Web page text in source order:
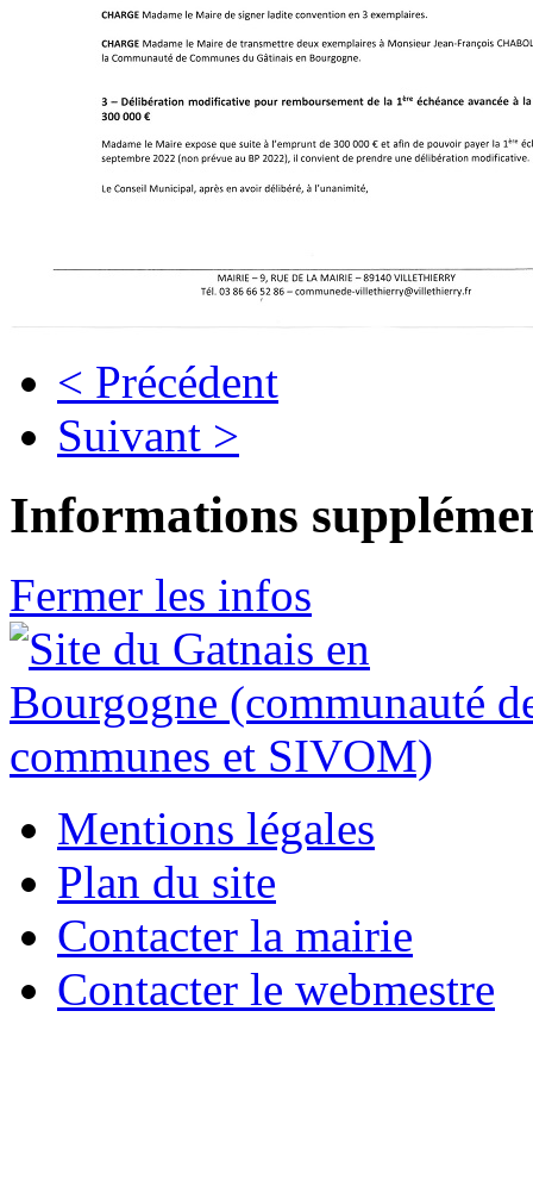
< Précédent
Suivant >
Informations
Fermer les infos
Mentions légales
Plan du site
Contacter la mairie
Contacter le webmestre